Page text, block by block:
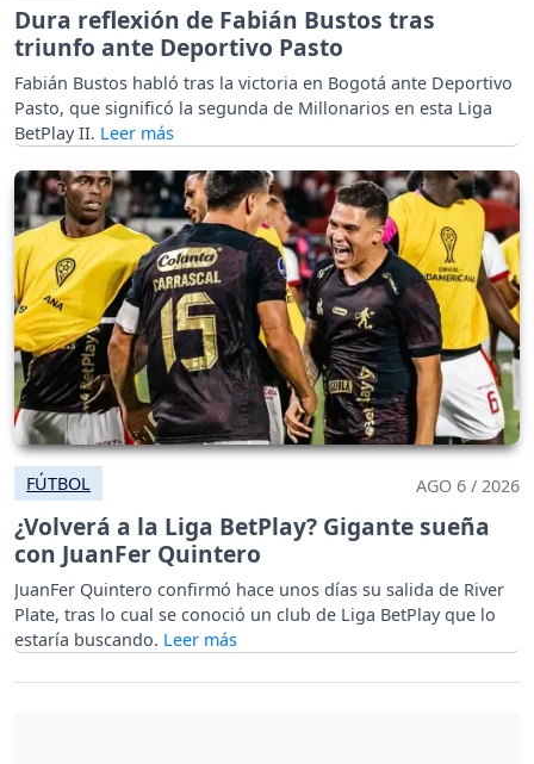
Dura reflexión de Fabián Bustos tras
triunfo ante Deportivo Pasto
Fabián Bustos habló tras la victoria en Bogotá ante Deportivo
Pasto, que significó la segunda de Millonarios en esta Liga
BetPlay II.
FÚTBOL AGO 6 / 2026
¿Volverá a la Liga BetPlay? Gigante sueña
con JuanFer Quintero
JuanFer Quintero confirmó hace unos días su salida de River
Plate, tras lo cual se conoció un club de Liga BetPlay que lo
estaría buscando.